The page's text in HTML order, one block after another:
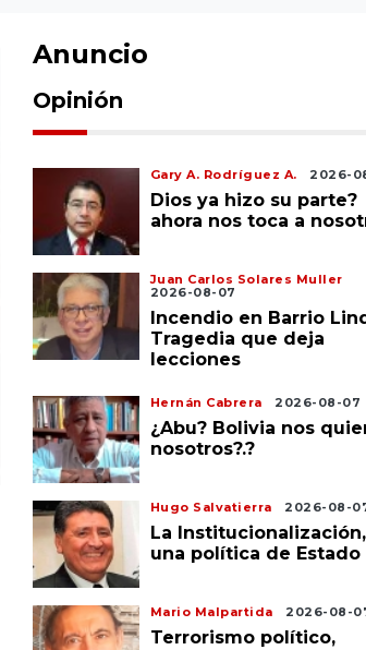
Anuncio
Opinión
Gary A. Rodríguez A. 2026-
Dios ya hizo su parte?
ahora nos toca a
Juan Carlos Solares Muller
2026-08-07
Incendio en Barrio
Tragedia que deja
lecciones
Hernán Cabrera 2026-08-07
¿Abu? Bolivia nos
nosotros?.?
Hugo Salvatierra 2026-08-
La Institucionalización,
una política de Estado
Mario Malpartida 2026-08-
Terrorismo político,